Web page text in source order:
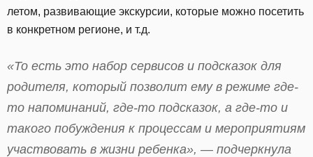
летом, развивающие экскурсии, которые можно посетить
в конкретном регионе, и т.д.
«То есть это набор сервисов и подсказок для
родителя, который позволит ему в режиме где-
то напоминаний, где-то подсказок, а где-то и
такого побуждения к процессам и мероприятиям
участвовать в жизни ребенка», — подчеркнула